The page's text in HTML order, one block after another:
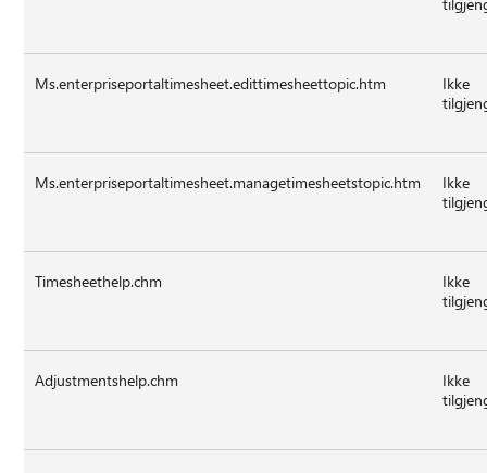
Ms.enterpriseportaltimesheet.edittimesheettopic.htm
Ikke
Ms.enterpriseportaltimesheet.managetimesheetstopic.htm
Ikke
Timesheethelp.chm
Ikke
Adjustmentshelp.chm
Ikke